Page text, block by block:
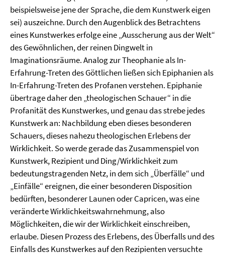
beispielsweise jene der Sprache, die dem Kunstwerk eigen
sei) auszeichne. Durch den Augenblick des Betrachtens
eines Kunstwerkes erfolge eine „Ausscherung aus der Welt“
des Gewöhnlichen, der reinen Dingwelt in
Imaginationsräume. Analog zur Theophanie als In-
Erfahrung-Treten des Göttlichen ließen sich Epiphanien als
In-Erfahrung-Treten des Profanen verstehen. Epiphanie
übertrage daher den „theologischen Schauer“ in die
Profanität des Kunstwerkes, und genau das strebe jedes
Kunstwerk an: Nachbildung eben dieses besonderen
Schauers, dieses nahezu theologischen Erlebens der
Wirklichkeit. So werde gerade das Zusammenspiel von
Kunstwerk, Rezipient und Ding/Wirklichkeit zum
bedeutungstragenden Netz, in dem sich „Überfälle“ und
„Einfälle“ ereignen, die einer besonderen Disposition
bedürften, besonderer Launen oder Capricen, was eine
veränderte Wirklichkeitswahrnehmung, also
Möglichkeiten, die wir der Wirklichkeit einschreiben,
erlaube. Diesen Prozess des Erlebens, des Überfalls und des
Einfalls des Kunstwerkes auf den Rezipienten versuchte